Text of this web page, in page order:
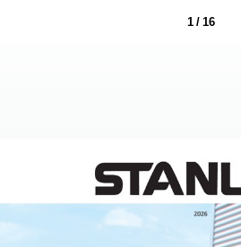
1 / 16